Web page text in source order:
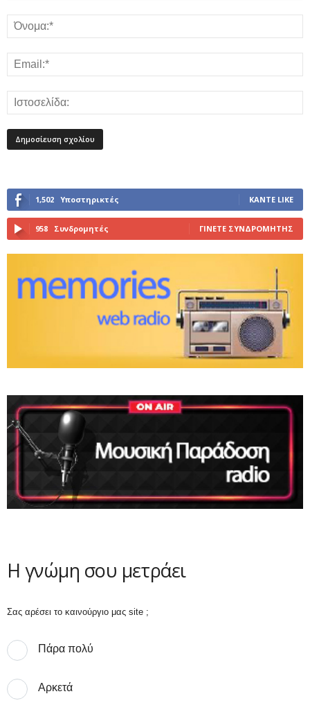
1,502 Υποστηρικτές ΚΆΝΤΕ LIKE
958 Συνδρομητές ΓΊΝΕΤΕ ΣΥΝΔΡΟΜΗΤΉΣ
Η γνώμη σου μετράει
Σας αρέσει το καινούργιο μας site ;
Πάρα πολύ
Αρκετά